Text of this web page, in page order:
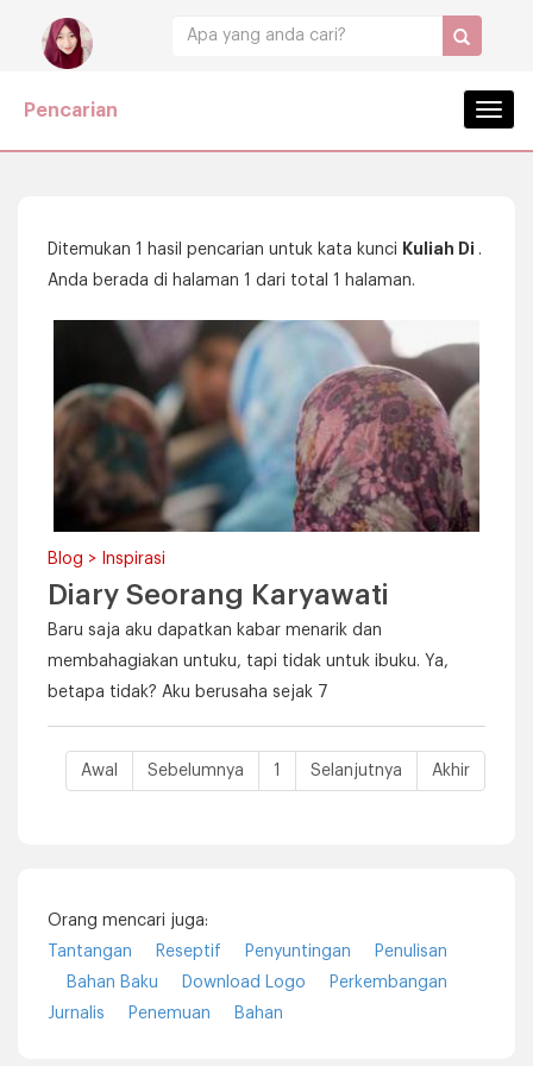
Pencarian
Ditemukan 1 hasil pencarian untuk kata kunci Kuliah Di .
Anda berada di halaman 1 dari total 1 halaman.
Blog > Inspirasi
Diary Seorang Karyawati
Baru saja aku dapatkan kabar menarik dan
membahagiakan untuku, tapi tidak untuk ibuku. Ya,
betapa tidak? Aku berusaha sejak 7
Awal Sebelumnya 1 Selanjutnya Akhir
Orang mencari juga:
Tantangan
Reseptif Penyuntingan
Penulisan
Bahan Baku
Download Logo
Perkembangan
Jurnalis
Penemuan Bahan